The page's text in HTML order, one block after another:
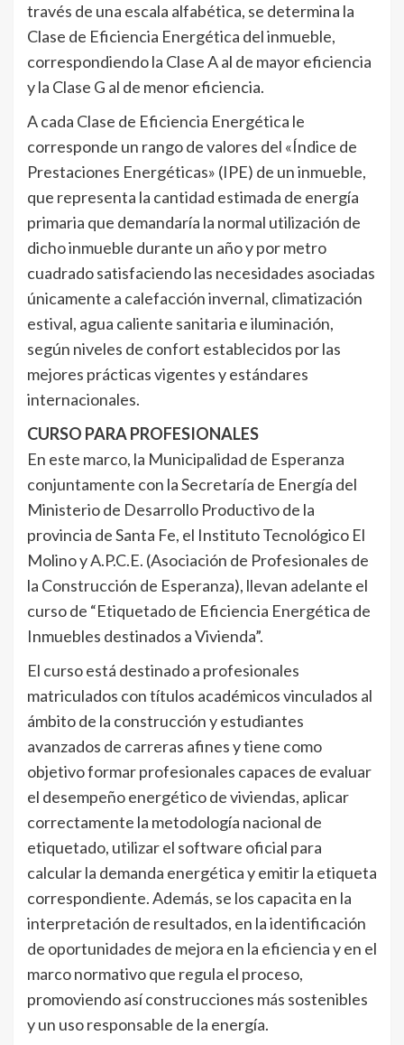
través de una escala alfabética, se determina la
Clase de Eficiencia Energética del inmueble,
correspondiendo la Clase A al de mayor eficiencia
y la Clase G al de menor eficiencia.
A cada Clase de Eficiencia Energética le
corresponde un rango de valores del «Índice de
Prestaciones Energéticas» (IPE) de un inmueble,
que representa la cantidad estimada de energía
primaria que demandaría la normal utilización de
dicho inmueble durante un año y por metro
cuadrado satisfaciendo las necesidades asociadas
únicamente a calefacción invernal, climatización
estival, agua caliente sanitaria e iluminación,
según niveles de confort establecidos por las
mejores prácticas vigentes y estándares
internacionales.
CURSO PARA PROFESIONALES
En este marco, la Municipalidad de Esperanza
conjuntamente con la Secretaría de Energía del
Ministerio de Desarrollo Productivo de la
provincia de Santa Fe, el Instituto Tecnológico El
Molino y A.P.C.E. (Asociación de Profesionales de
la Construcción de Esperanza), llevan adelante el
curso de “Etiquetado de Eficiencia Energética de
Inmuebles destinados a Vivienda”.
El curso está destinado a profesionales
matriculados con títulos académicos vinculados al
ámbito de la construcción y estudiantes
avanzados de carreras afines y tiene como
objetivo formar profesionales capaces de evaluar
el desempeño energético de viviendas, aplicar
correctamente la metodología nacional de
etiquetado, utilizar el software oficial para
calcular la demanda energética y emitir la etiqueta
correspondiente. Además, se los capacita en la
interpretación de resultados, en la identificación
de oportunidades de mejora en la eficiencia y en el
marco normativo que regula el proceso,
promoviendo así construcciones más sostenibles
y un uso responsable de la energía.